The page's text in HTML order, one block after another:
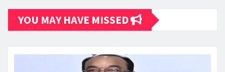
YOU MAY HAVE MISSED